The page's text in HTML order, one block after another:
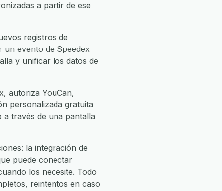
a partir de ese
registros de
un evento de Speedex
y unificar los datos de
autoriza YouCan,
personalizada gratuita
través de una pantalla
la integración de
puede conectar
los necesite. Todo
reintentos en caso